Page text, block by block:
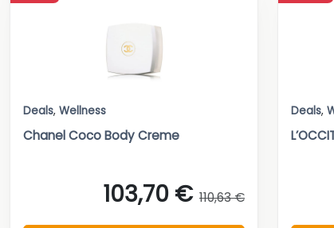
Deals, Wellness
Chanel Coco Body Creme
103,70 € 110,63 €
Deals,